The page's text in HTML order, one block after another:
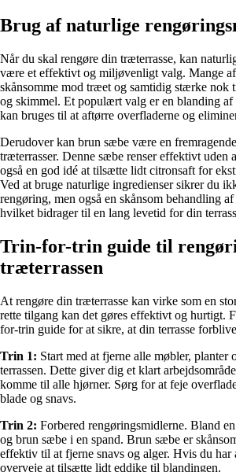
Brug af naturlige
Når du skal rengøre din træterrasse, kan
være et effektivt og miljøvenligt valg. Mange af
skånsomme mod træet og samtidig stærke nok
og skimmel. Et populært valg er en blanding af
kan bruges til at aftørre overfladerne og
Derudover kan brun sæbe være en
træterrasser. Denne sæbe renser effektivt uden
også en god idé at tilsætte lidt citronsaft for
Ved at bruge naturlige ingredienser sikrer du
rengøring, men også en skånsom behandling
hvilket bidrager til en lang levetid for din
Trin-for-trin guide til
træterrassen
At rengøre din træterrasse kan virke som en
rette tilgang kan det gøres effektivt og hurtigt.
for-trin guide for at sikre, at din terrasse
Trin 1: Start med at fjerne alle møbler, planter
terrassen. Dette giver dig et klart
komme til alle hjørner. Sørg for at feje
blade og snavs.
Trin 2: Forbered rengøringsmidlerne. Bland
og brun sæbe i en spand. Brun sæbe er
effektiv til at fjerne snavs og alger. Hvis du har
overveje at tilsætte lidt eddike til blandingen.